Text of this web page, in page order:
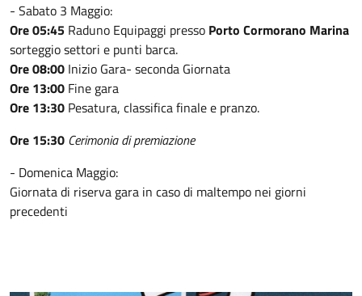
- Sabato 3 Maggio:
Ore 05:45 Raduno Equipaggi presso Porto Cormorano Marina
sorteggio settori e punti barca.
Ore 08:00 Inizio Gara- seconda Giornata
Ore 13:00 Fine gara
Ore 13:30 Pesatura, classifica finale e pranzo.
Ore 15:30 Cerimonia di premiazione
- Domenica Maggio:
Giornata di riserva gara in caso di maltempo nei giorni
precedenti